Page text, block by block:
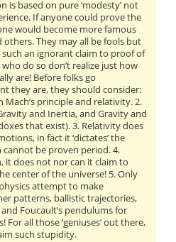
is based on pure ‘modesty’ not
If anyone could prove the
would become more famous
They may all be fools but
an ignorant claim to proof of
do so don’t realize just how
are! Before folks go
they are, they should consider:
principle and relativity. 2.
and Inertia, and Gravity and
that exist). 3. Relativity does
in fact it ‘dictates’ the
be proven period. 4.
it does not nor can it claim to
center of the universe! 5. Only
attempt to make
patterns, ballistic trajectories,
Foucault’s pendulums for
For all those ‘geniuses’ out there,
such stupidity.